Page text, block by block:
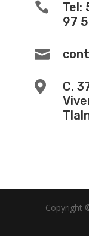

Tel:
97


C.
Copyright